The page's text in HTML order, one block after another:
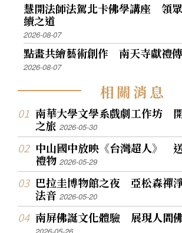
慧開法師法駕北卡佛學講座 領
續之道
2026-08-07
點畫共繪藝術創作 南天寺獻禮
2026-08-07
相關消息
南華大學文學系戲劇工作坊
之旅2026-05-30
中山國中放映《台灣超人》
禮物2026-05-29
巴拉圭博物館之夜 亞松森禪
法音2026-05-20
南屏佛誕文化體驗 展現人間